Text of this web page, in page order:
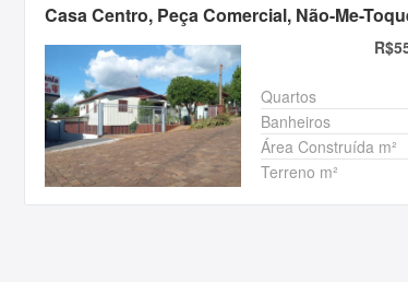
Casa Centro, Peça Comercial, Não-Me-
Quartos
Banheiros
Área Construída m²
Terreno m²